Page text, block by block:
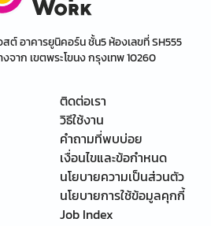
สต์ อาคารยูนิคอร์น ชั้น5 ห้องเลขที่ SH555
จาก เขตพระโขนง กรุงเทพ 10260
ติดต่อเรา
วิธีใช้งาน
คำถามที่พบบ่อย
เงื่อนไขและข้อกำหนด
นโยบายความเป็นส่วนตัว
นโยบายการใช้ข้อมูลคุกกี้
Job Index